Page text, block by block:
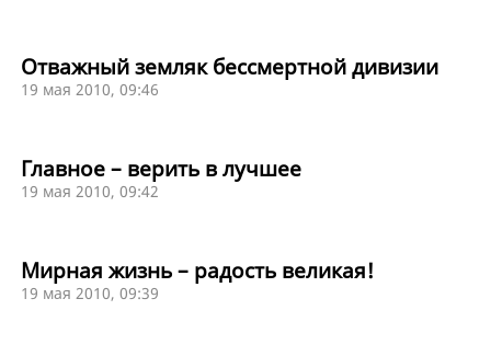
Отважный земляк бессмертной дивизии
19 мая 2010, 09:46
Главное – верить в лучшее
19 мая 2010, 09:42
Мирная жизнь – радость великая!
19 мая 2010, 09:39